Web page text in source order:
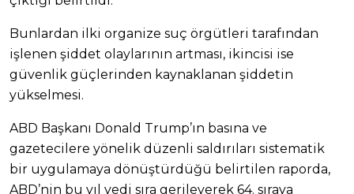
Bunlardan ilki organize suç örgütleri tarafından
işlenen şiddet olaylarının artması, ikincisi ise
güvenlik güçlerinden kaynaklanan şiddetin
yükselmesi.
ABD Başkanı Donald Trump’ın basına ve
gazetecilere yönelik düzenli saldırıları sistematik
bir uygulamaya dönüştürdüğü belirtilen raporda,
ABD’nin bu yıl yedi sıra gerileyerek 64. sıraya